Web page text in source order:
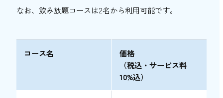
なお、飲み放題コースは2名から利用可能です。
コース名
価格
（税込・サービス料
10%込）